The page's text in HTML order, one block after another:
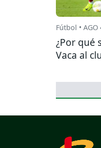
Fútbol • AGO
¿Por qué
Vaca al